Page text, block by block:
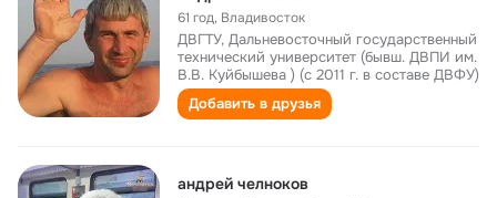
61 год, Владивосток
ДВГТУ, Дальневосточный государственный
технический университет (бывш. ДВПИ им.
В.В. Куйбышева ) (с 2011 г. в составе ДВФУ)
Добавить в друзья
андрей челноков